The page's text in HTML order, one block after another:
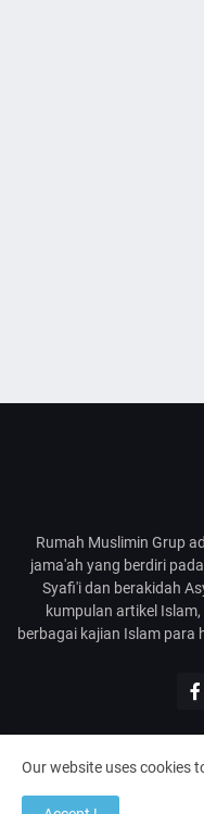
Rumah Muslimin Grup
jama'ah yang berdiri
Syafi'i dan berakidah
kumpulan artikel
berbagai kajian Islam para
|
Our website uses cookies